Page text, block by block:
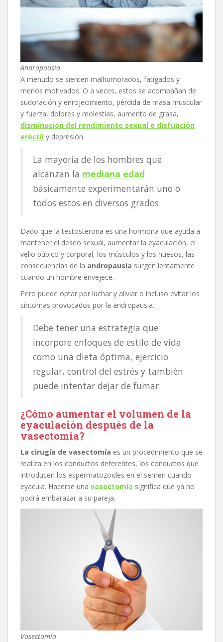
Andropausia
A menudo se sienten malhumorados, fatigados y
menos motivados. O a veces, estos se acompañan de
sudoración y enrojecimiento, pérdida de masa muscular
y fuerza, dolores y molestias, aumento de grasa,
disminución del rendimiento sexual o disfunción
eréctil y depresión.
La mayoría de los hombres que
alcanzan la mediana edad
básicamente experimentarán uno o
todos estos en diversos grados.
Dado que la testosterona es una hormona que ayuda a
mantener el deseo sexual, aumentar la eyaculación, el
vello púbico y corporal, los músculos y los huesos, las
consecuencias de la andropausia surgen lentamente
cuando un hombre envejece.
Pero puede optar por luchar y aliviar o incluso evitar los
síntomas provocados por la andropausia.
Debe tener una estrategia que
incorpore enfoques de estilo de vida
como una dieta óptima, ejercicio
regular, control del estrés y también
puede intentar dejar de fumar.
¿Cómo aumentar el volumen de la
eyaculación después de la
vasectomía?
La cirugía de vasectomía es un procedimiento que se
realiza en los conductos deferentes, los conductos que
introducen los espermatozoides en el semen cuando
eyacula. Hacerse una vasectomía significa que ya no
podrá embarazar a su pareja.
Vasectomía